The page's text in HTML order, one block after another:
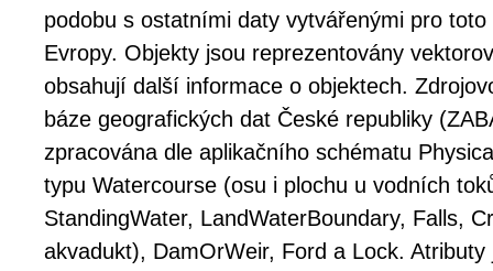
podobu s ostatními daty vytvářenými pro
Evropy. Objekty jsou reprezentovány
obsahují další informace o objektech.
báze geografických dat České republiky
zpracována dle aplikačního schématu
typu Watercourse (osu i plochu u vodních
StandingWater, LandWaterBoundary, Falls,
akvadukt), DamOrWeir, Ford a Lock.